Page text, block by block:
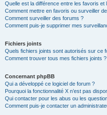
Quelle est la différence entre les favoris et
Comment mettre en favoris ou surveiller
Comment surveiller des forums ?
Comment puis-je supprimer mes
Fichiers joints
Quels fichiers joints sont autorisés sur ce
Comment trouver tous mes fichiers joints ?
Concernant phpBB
Qui a développé ce logiciel de forum ?
Pourquoi la fonctionnalité X n’est pas
Qui contacter pour les abus ou les
Comment puis-je contacter un